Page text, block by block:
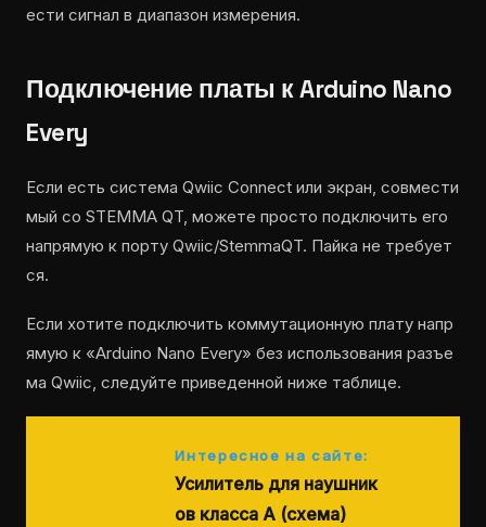
ести сигнал в диапазон измерения.
Подключение платы к Arduino Nano
Every
Если есть система Qwiic Connect или экран, совмести
мый со STEMMA QT, можете просто подключить его
напрямую к порту Qwiic/StemmaQT. Пайка не требует
ся.
Если хотите подключить коммутационную плату напр
ямую к «Arduino Nano Every» без использования разъе
ма Qwiic, следуйте приведенной ниже таблице.
Интересное на сайте:
Усилитель для наушник
ов класса A (схема)